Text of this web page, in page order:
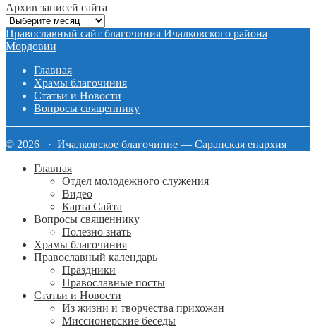
Архив записей сайта
Архив
записей
сайта
Православный сайт благочиния Ичалковского района
Мордовии
Главная
Храмы благочиния
Статьи и Новости
Вопросы священнику
© 2026 · Ичалковское благочиние — Саранская епархия
Главная
Отдел молодежного служения
Видео
Карта Сайта
Вопросы священнику
Полезно знать
Храмы благочиния
Православный календарь
Праздники
Православные посты
Статьи и Новости
Из жизни и творчества прихожан
Миссионерские беседы